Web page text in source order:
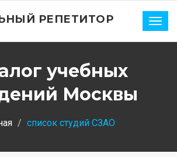
РЕПЕТИТОР
учебных
Москвы
список студий СЗАО